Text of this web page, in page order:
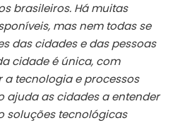
brasileiros. Há muitas
mas nem todas se
das cidades e das pessoas
cidade é única, com
a tecnologia e processos
ajuda as cidades a entender
soluções tecnológicas